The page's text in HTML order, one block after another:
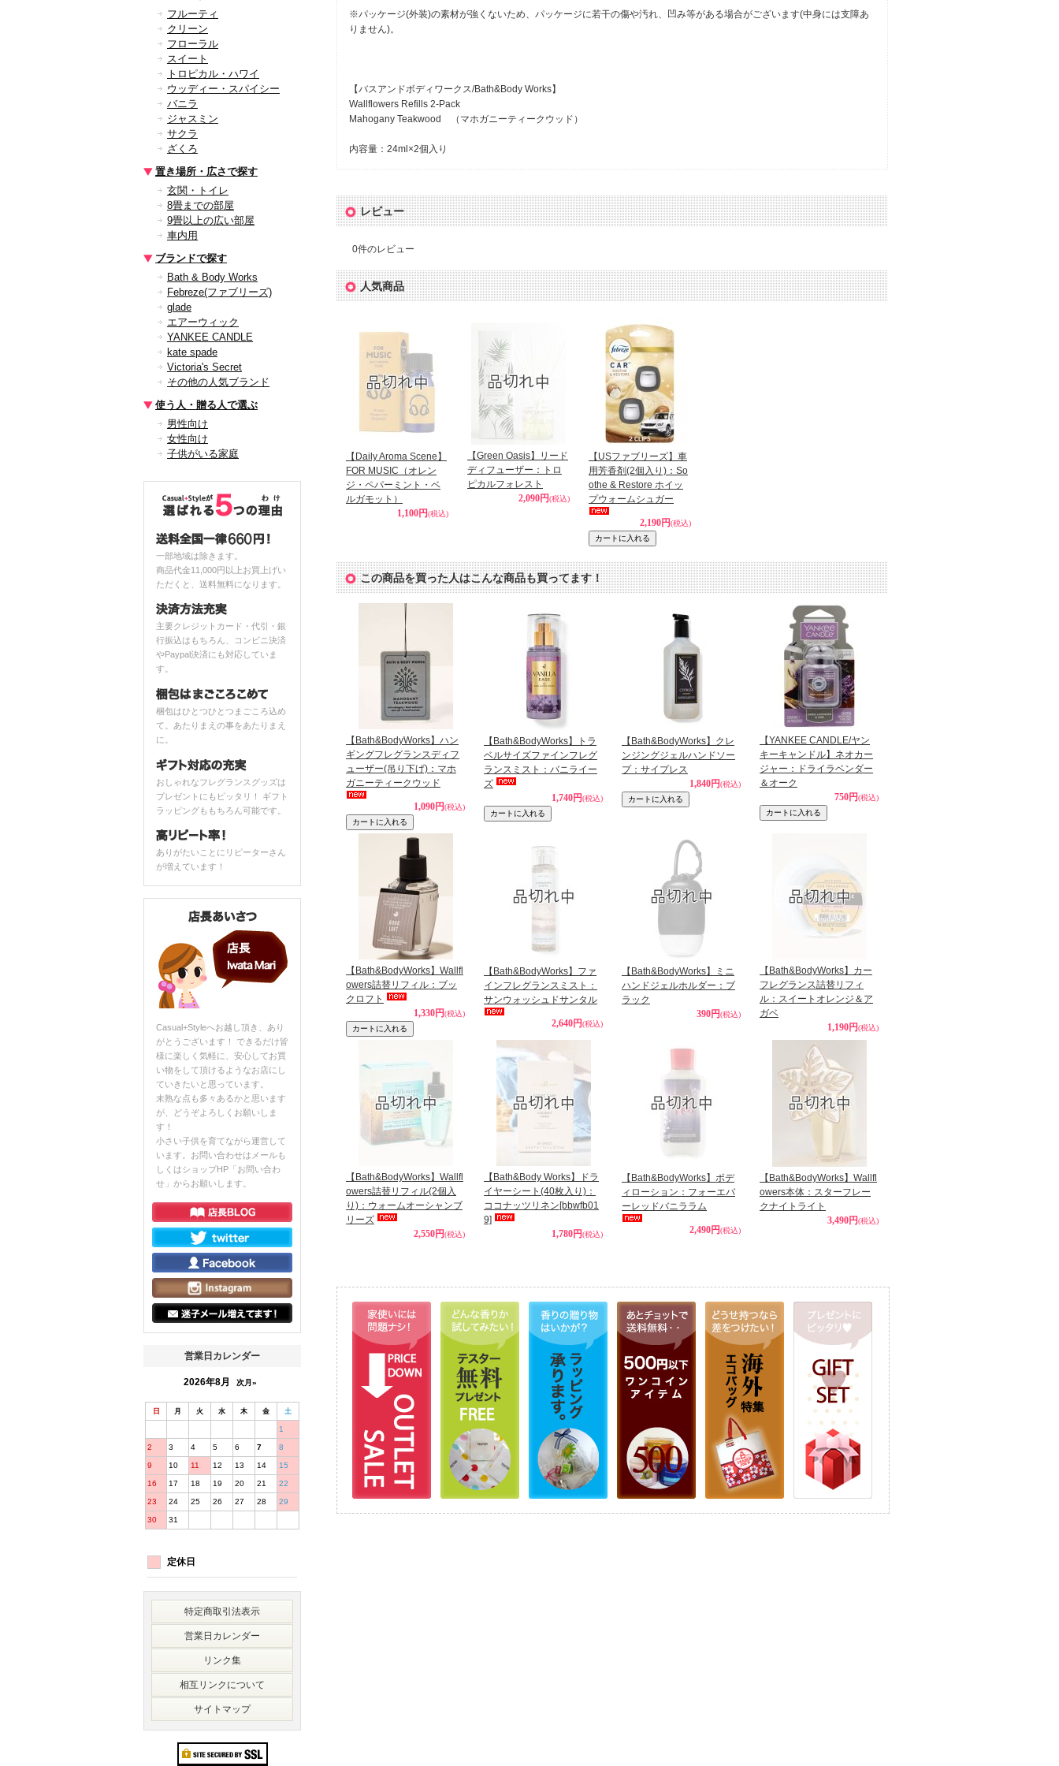
フルーティ
クリーン
フローラル
スイート
トロピカル・ハワイ
ウッディー・スパイシー
バニラ
ジャスミン
サクラ
ざくろ
置き場所・広さで探す
玄関・トイレ
8畳までの部屋
9畳以上の広い部屋
車内用
ブランドで探す
Bath & Body Works
Febreze(ファブリーズ)
glade
エアーウィック
YANKEE CANDLE
kate spade
Victoria's Secret
その他の人気ブランド
使う人・贈る人で選ぶ
男性向け
女性向け
子供がいる家庭
一部地域は除きます。
商品代金11,000円以上お買上げい
ただくと、送料無料になります。
主要クレジットカード・代引・銀
行振込はもちろん、コンビニ決済
やPaypal決済にも対応していま
す。
梱包はひとつひとつまごころ込め
て。あたりまえの事をあたりまえ
に。
おしゃれなフレグランスグッズは
プレゼントにもピッタリ！ ギフト
ラッピングももちろん可能です。
ありがたいことにリピーターさん
が増えています！
Casual+Styleへお越し頂き、あり
がとうございます！ できるだけ皆
様に楽しく気軽に、安心してお買
い物をして頂けるようなお店にし
ていきたいと思っています。
未熟な点も多々あるかと思います
が、どうぞよろしくお願いしま
す！
小さい子供を育てながら運営して
います。お問い合わせはメールも
しくはショップHP「お問い合わ
せ」からお願いします。
営業日カレンダー
2026年8月 次月»
日 月 火 水 木 金 土
1
2 3 4 5 6 7 8
9 10 11 12 13 14 15
16 17 18 19 20 21 22
23 24 25 26 27 28 29
30 31
定休日
特定商取引法表示
営業日カレンダー
リンク集
相互リンクについて
サイトマップ
※パッケージ(外装)の素材が強くないため、パッケージに若干の傷や汚れ、凹み等がある場合がございます(中身には支障あ
りません)。
【バスアンドボディワークス/Bath&Body Works】
Wallflowers Refills 2-Pack
Mahogany Teakwood （マホガニーティークウッド）
内容量：24ml×2個入り
レビュー
0件のレビュー
人気商品
【Daily Aroma Scene】
FOR MUSIC（オレン
ジ・ペパーミント・ベ
ルガモット）
1,100円(税込)
【Green Oasis】リード
ディフューザー：トロ
ピカルフォレスト
2,090円(税込)
【USファブリーズ】車
用芳香剤(2個入り)：So
othe & Restore ホイッ
プウォームシュガー
2,190円(税込)
この商品を買った人はこんな商品も買ってます！
【Bath&BodyWorks】ハン
ギングフレグランスディフ
ューザー(吊り下げ)：マホ
ガニーティークウッド
1,090円(税込)
【Bath&BodyWorks】トラ
ベルサイズファインフレグ
ランスミスト：バニライー
ズ
1,740円(税込)
【Bath&BodyWorks】クレ
ンジングジェルハンドソー
プ：サイプレス
1,840円(税込)
【YANKEE CANDLE/ヤン
キーキャンドル】ネオカー
ジャー：ドライラベンダー
＆オーク
750円(税込)
【Bath&BodyWorks】Wallfl
owers詰替リフィル：ブッ
クロフト
1,330円(税込)
【Bath&BodyWorks】ファ
インフレグランスミスト：
サンウォッシュドサンタル
2,640円(税込)
【Bath&BodyWorks】ミニ
ハンドジェルホルダー：ブ
ラック
390円(税込)
【Bath&BodyWorks】カー
フレグランス詰替リフィ
ル：スイートオレンジ＆ア
ガベ
1,190円(税込)
【Bath&BodyWorks】Wallfl
owers詰替リフィル(2個入
り)：ウォームオーシャンブ
リーズ
2,550円(税込)
【Bath&Body Works】ドラ
イヤーシート(40枚入り)：
ココナッツリネン [bbwfb01
9]
1,780円(税込)
【Bath&BodyWorks】ボデ
ィローション：フォーエバ
ーレッドバニララム
2,490円(税込)
【Bath&BodyWorks】Wallfl
owers本体：スターフレー
クナイトライト
3,490円(税込)